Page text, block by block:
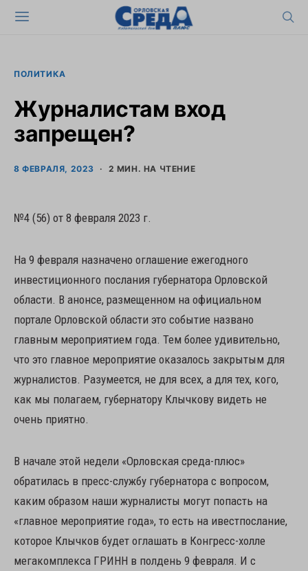
ПОЛИТИКА
Журналистам вход
запрещен?
8 ФЕВРАЛЯ, 2023 2 МИН. НА ЧТЕНИЕ
№4 (56) от 8 февраля 2023 г.
На 9 февраля назначено оглашение ежегодного
инвестиционного послания губернатора Орловской
области. В анонсе, размещенном на официальном
портале Орловской области это событие названо
главным мероприятием года. Тем более удивительно,
что это главное мероприятие оказалось закрытым для
журналистов. Разумеется, не для всех, а для тех, кого,
как мы полагаем, губернатору Клычкову видеть не
очень приятно.
В начале этой недели «Орловская среда-плюс»
обратилась в пресс-службу губернатора с вопросом,
каким образом наши журналисты могут попасть на
«главное мероприятие года», то есть на ивестпослание,
которое Клычков будет оглашать в Конгресс-холле
мегакомплекса ГРИНН в полдень 9 февраля. И с